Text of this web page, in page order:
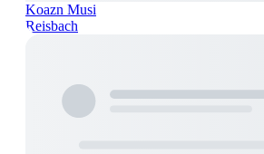
Koazn Musi
Reisbach